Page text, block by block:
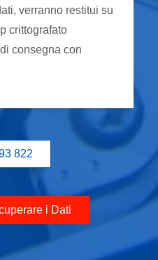
verranno restitui su
crittografato
consegna con
822
i Dati